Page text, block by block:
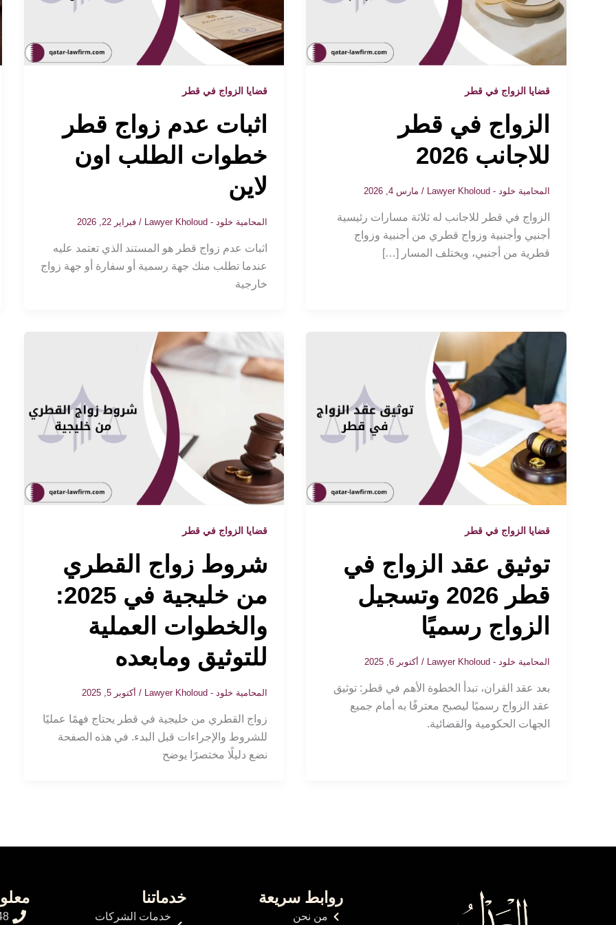
قضايا الزواج في قطر
الزواج في قطر
للاجانب 2026
المحامية خلود - Lawyer Kholoud / مارس 4, 2026
الزواج في قطر للاجانب له ثلاثة مسارات رئيسية
أجنبي وأجنبية وزواج قطري من أجنبية وزواج
قطرية من أجنبي، ويختلف المسار […]
قضايا الزواج في قطر
اثبات عدم زواج قطر
خطوات الطلب اون
لاين
المحامية خلود - Lawyer Kholoud / فبراير 22, 2026
اثبات عدم زواج قطر هو المستند الذي تعتمد عليه
عندما تطلب منك جهة رسمية أو سفارة أو جهة زواج
خارجية
قضايا الزواج في قطر
توثيق عقد الزواج في
قطر 2026 وتسجيل
الزواج رسميًا
المحامية خلود - Lawyer Kholoud / أكتوبر 6, 2025
بعد عقد القران، تبدأ الخطوة الأهم في قطر: توثيق
عقد الزواج رسميًا ليصبح معترفًا به أمام جميع
الجهات الحكومية والقضائية.
قضايا الزواج في قطر
شروط زواج القطري
من خليجية في 2025:
والخطوات العملية
للتوثيق ومابعده
المحامية خلود - Lawyer Kholoud / أكتوبر 5, 2025
زواج القطري من خليجية في قطر يحتاج فهمًا عمليًا
للشروط والإجراءات قبل البدء. في هذه الصفحة
نضع دليلًا مختصرًا يوضح
روابط سريعة
من نحن
خدماتنا
خدمات الشركات